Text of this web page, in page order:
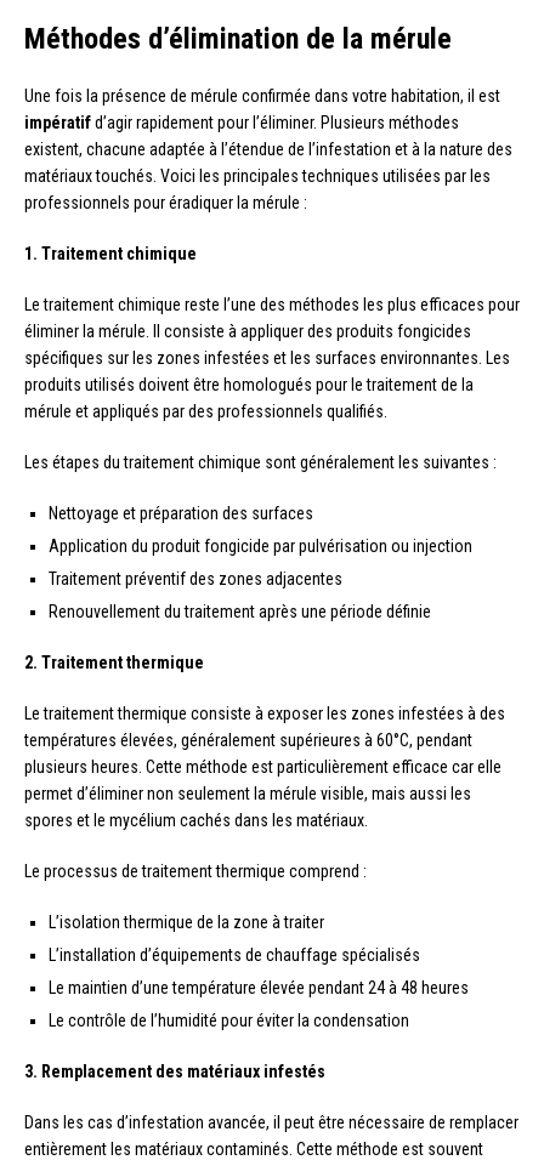
Méthodes d’élimination de la mérule
Une fois la présence de mérule confirmée dans votre habitation, il est
impératifd’agir rapidement pour l’éliminer. Plusieurs méthodes
existent, chacune adaptée à l’étendue de l’infestation et à la nature des
matériaux touchés. Voici les principales techniques utilisées par les
professionnels pour éradiquer la mérule :
1. Traitement chimique
Le traitement chimique reste l’une des méthodes les plus efficaces pour
éliminer la mérule. Il consiste à appliquer des produits fongicides
spécifiques sur les zones infestées et les surfaces environnantes. Les
produits utilisés doivent être homologués pour le traitement de la
mérule et appliqués par des professionnels qualifiés.
Les étapes du traitement chimique sont généralement les suivantes :
Nettoyage et préparation des surfaces
Application du produit fongicide par pulvérisation ou injection
Traitement préventif des zones adjacentes
Renouvellement du traitement après une période définie
2. Traitement thermique
Le traitement thermique consiste à exposer les zones infestées à des
températures élevées, généralement supérieures à 60°C, pendant
plusieurs heures. Cette méthode est particulièrement efficace car elle
permet d’éliminer non seulement la mérule visible, mais aussi les
spores et le mycélium cachés dans les matériaux.
Le processus de traitement thermique comprend :
L’isolation thermique de la zone à traiter
L’installation d’équipements de chauffage spécialisés
Le maintien d’une température élevée pendant 24 à 48 heures
Le contrôle de l’humidité pour éviter la condensation
3. Remplacement des matériaux infestés
Dans les cas d’infestation avancée, il peut être nécessaire de remplacer
entièrement les matériaux contaminés. Cette méthode est souvent